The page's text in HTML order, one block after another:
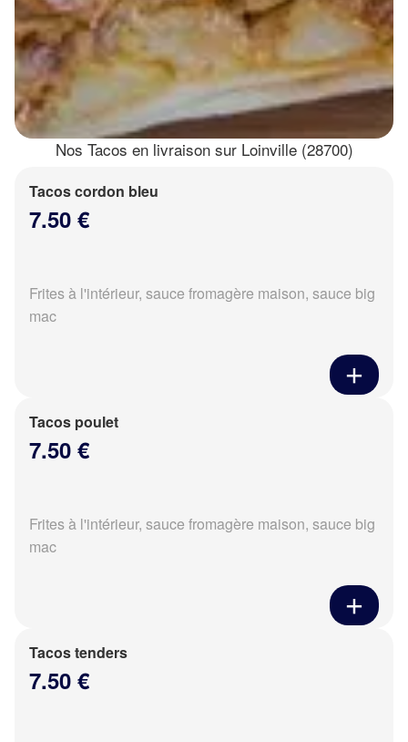
Nos Tacos en livraison sur Loinville (28700)
Tacos cordon bleu
7.50 €
Frites à l'intérieur, sauce fromagère maison, sauce big
mac
Tacos poulet
7.50 €
Frites à l'intérieur, sauce fromagère maison, sauce big
mac
Tacos tenders
7.50 €